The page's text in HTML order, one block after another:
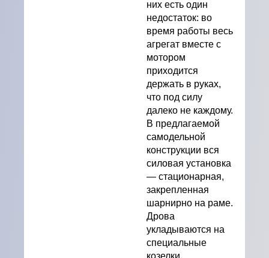
них есть один
недостаток: во
время работы весь
агрегат вместе с
мотором
приходится
держать в руках,
что под силу
далеко не каждому.
В предлагаемой
самодельной
конструкции вся
силовая установка
— стационарная,
закрепленная
шарнирно на раме.
Дрова
укладываются на
специальные
козелки,